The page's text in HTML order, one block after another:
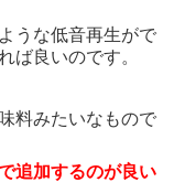
うな低音再生がで
ば良いのです。
料みたいなもので
追加するのが良い